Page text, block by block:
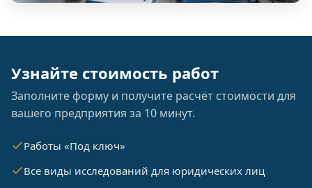
Узнайте стоимость работ
Заполните форму и получите расчёт стоимости для
вашего предприятия за 10 минут.
Работы «Под ключ»
Все виды исследований для юридических лиц